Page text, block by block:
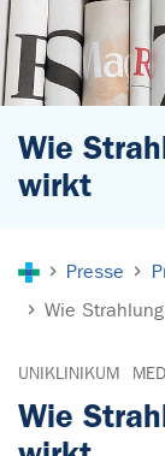
Wie
wirkt
Presse
Wie
UNIKLINIKUM
Wie